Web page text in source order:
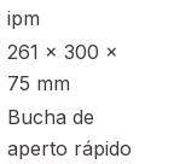
ipm
261 x 300 x
75 mm
Bucha de
aperto rápido